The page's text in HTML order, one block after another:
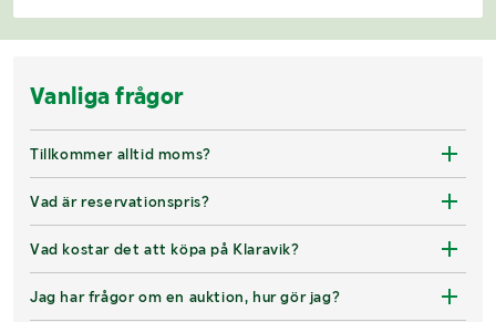
Vanliga frågor
Tillkommer alltid moms?
Vad är reservationspris?
Vad kostar det att köpa på Klaravik?
Jag har frågor om en auktion, hur gör jag?